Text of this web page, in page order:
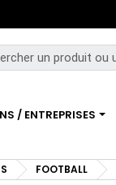
/ ENTREPRISES
FOOTBALL